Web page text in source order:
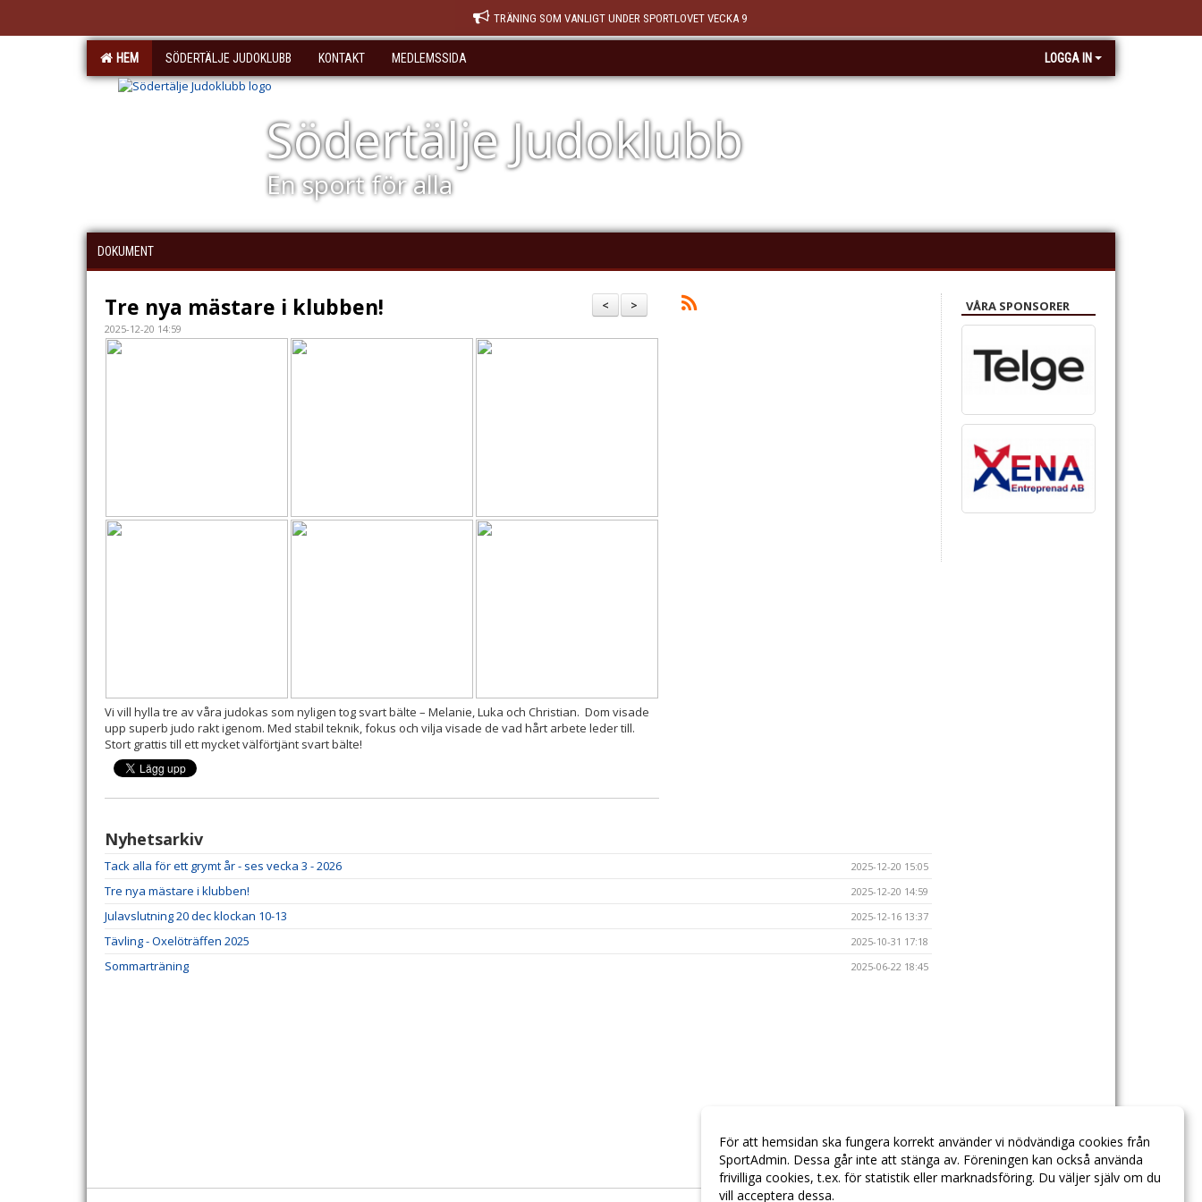
TRÄNING SOM VANLIGT UNDER SPORTLOVET VECKA 9
HEM SÖDERTÄLJE JUDOKLUBB KONTAKT MEDLEMSSIDA LOGGA IN
Södertälje Judoklubb
En sport för alla
DOKUMENT
>
<
Tre nya mästare i klubben!
2025-12-20 14:59
Vi vill hylla tre av våra judokas som nyligen tog svart bälte – Melanie, Luka och Christian. Dom visade
upp superb judo rakt igenom. Med stabil teknik, fokus och vilja visade de vad hårt arbete leder till.
Stort grattis till ett mycket välförtjänt svart bälte!
Nyhetsarkiv
Tack alla för ett grymt år - ses vecka 3 - 2026 2025-12-20 15:05
Tre nya mästare i klubben! 2025-12-20 14:59
Julavslutning 20 dec klockan 10-13 2025-12-16 13:37
Tävling - Oxelöträffen 2025 2025-10-31 17:18
Sommarträning 2025-06-22 18:45
VÅRA SPONSORER
För att hemsidan ska fungera korrekt använder vi nödvändiga cookies från
SportAdmin. Dessa går inte att stänga av. Föreningen kan också använda
frivilliga cookies, t.ex. för statistik eller marknadsföring. Du väljer själv om du
vill acceptera dessa.